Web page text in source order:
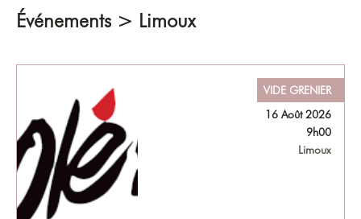
Événements > Limoux
VIDE GRENIER
16 Août 2026
9h00
Limoux